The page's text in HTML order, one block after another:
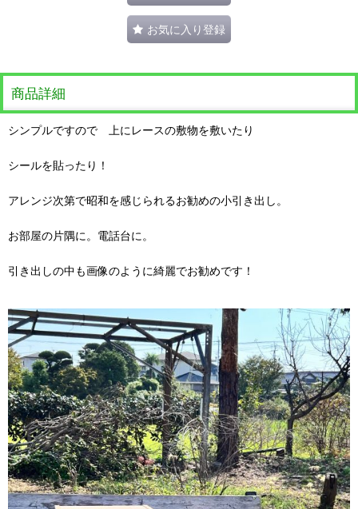
お気に入り登録
商品詳細
シンプルですので 上にレースの敷物を敷いたり
シールを貼ったり！
アレンジ次第で昭和を感じられるお勧めの小引き出し。
お部屋の片隅に。電話台に。
引き出しの中も画像のように綺麗でお勧めです！